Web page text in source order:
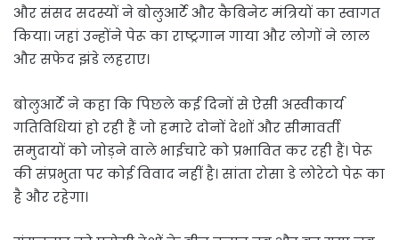
और संसद सदस्यों ने बोलुआर्टे और कैबिनेट मंत्रियों का स्वागत
किया। जहां उन्होंने पेरू का राष्ट्रगान गाया और लोगों ने लाल
और सफेद झंडे लहराए।
बोलुआर्टे ने कहा कि पिछले कई दिनों से ऐसी अस्वीकार्य
गतिविधियां हो रही हैं जो हमारे दोनों देशों और सीमावर्ती
समुदायों को जोड़ने वाले भाईचारे को प्रभावित कर रही हैं। पेरू
की संप्रभुता पर कोई विवाद नहीं है। सांता रोसा डे लोरेटो पेरू का
है और रहेगा।